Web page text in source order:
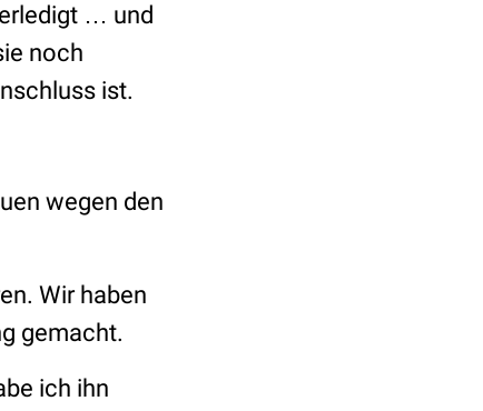
… und
noch
ist.
wegen den
Wir haben
gemacht.
ich ihn